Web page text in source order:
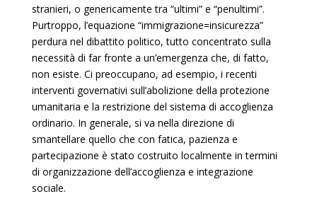
stranieri, o genericamente tra “ultimi” e “penultimi”.
Purtroppo, l’equazione “immigrazione=insicurezza”
perdura nel dibattito politico, tutto concentrato sulla
necessità di far fronte a un’emergenza che, di fatto,
non esiste. Ci preoccupano, ad esempio, i recenti
interventi governativi sull’abolizione della protezione
umanitaria e la restrizione del sistema di accoglienza
ordinario. In generale, si va nella direzione di
smantellare quello che con fatica, pazienza e
partecipazione è stato costruito localmente in termini
di organizzazione dell’accoglienza e integrazione
sociale.